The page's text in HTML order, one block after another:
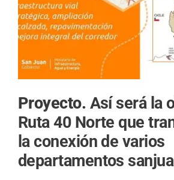
Proyecto. Así será la
Ruta 40 Norte que
la conexión de varios
departamentos